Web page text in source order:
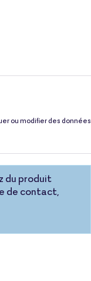
ou modifier des données
du produit
de contact,